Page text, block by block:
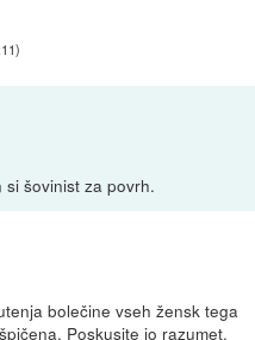
)
si šovinist za povrh.
bolečine vseh žensk tega
Poskusite jo razumet.